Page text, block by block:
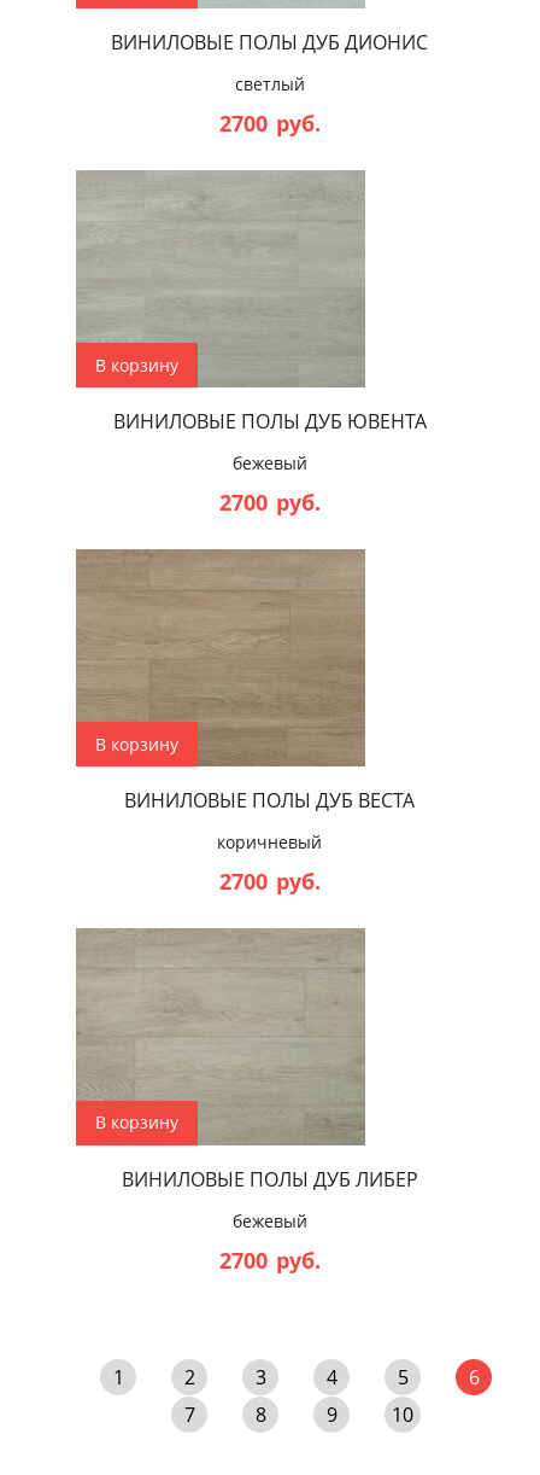
ВИНИЛОВЫЕ ПОЛЫ ДУБ ДИОНИС
светлый
2700 руб.
В корзину
ВИНИЛОВЫЕ ПОЛЫ ДУБ ЮВЕНТА
бежевый
2700 руб.
В корзину
ВИНИЛОВЫЕ ПОЛЫ ДУБ ВЕСТА
коричневый
2700 руб.
В корзину
ВИНИЛОВЫЕ ПОЛЫ ДУБ ЛИБЕР
бежевый
2700 руб.
1 2 3 4 5
6
7
8 9 10